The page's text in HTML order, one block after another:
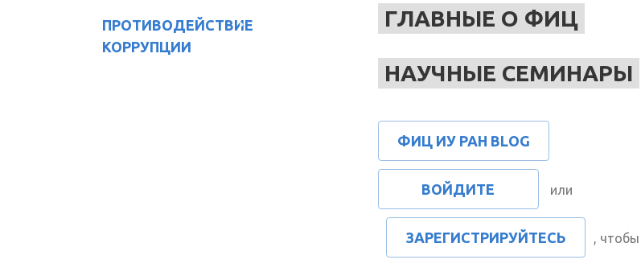
ПРОТИВОДЕЙСТВИЕ
КОРРУПЦИИ
ГЛАВНЫЕ О ФИЦ
НАУЧНЫЕ СЕМИНАРЫ
ФИЦ ИУ РАН BLOG
ВОЙДИТЕ или
ЗАРЕГИСТРИРУЙТЕСЬ ,